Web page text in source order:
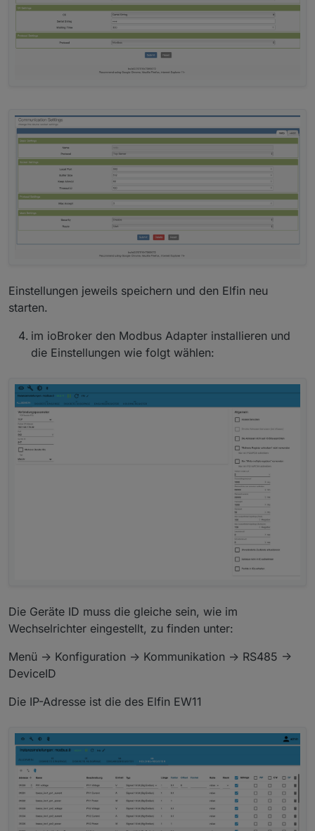
Einstellungen jeweils speichern und den Elfin neu
starten.
im ioBroker den Modbus Adapter installieren und
die Einstellungen wie folgt wählen:
Die Geräte ID muss die gleiche sein, wie im
Wechselrichter eingestellt, zu finden unter:
Menü -> Konfiguration -> Kommunikation -> RS485 ->
DeviceID
Die IP-Adresse ist die des Elfin EW11